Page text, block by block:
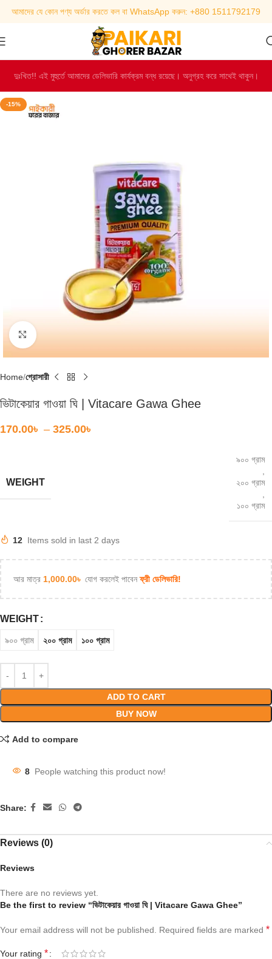
আমাদের যে কোন পণ্য অর্ডার করতে কল বা WhatsApp করুন: +880 1511792179
দুঃখিত!! এই মুহুর্তে আমাদের ডেলিভারি কার্যক্রম বন্ধ রয়েছে। অনুগ্রহ করে সাথেই থাকুন।
-15%
Click to enlarge
Home গ্রোসারী
ভিটাকেয়ার গাওয়া ঘি | Vitacare Gawa Ghee
170.00৳ – 325.00৳
WEIGHT
৯০০ গ্রাম
২০০ গ্রাম
১০০ গ্রাম
12 Items sold in last 2 days
আর মাত্র 1,000.00৳ যোগ করলেই পাবেনফ্রী ডেলিভারি!
WEIGHT
৯০০ গ্রাম ২০০ গ্রাম ১০০ গ্রাম
ADD TO CART
BUY NOW
Add to compare
8 People watching this product now!
Share:
Reviews (0)
Reviews
There are no reviews yet.
Be the first to review “ভিটাকেয়ার গাওয়া ঘি | Vitacare Gawa Ghee”
Your email address will not be published. Required fields are marked *
Your rating *